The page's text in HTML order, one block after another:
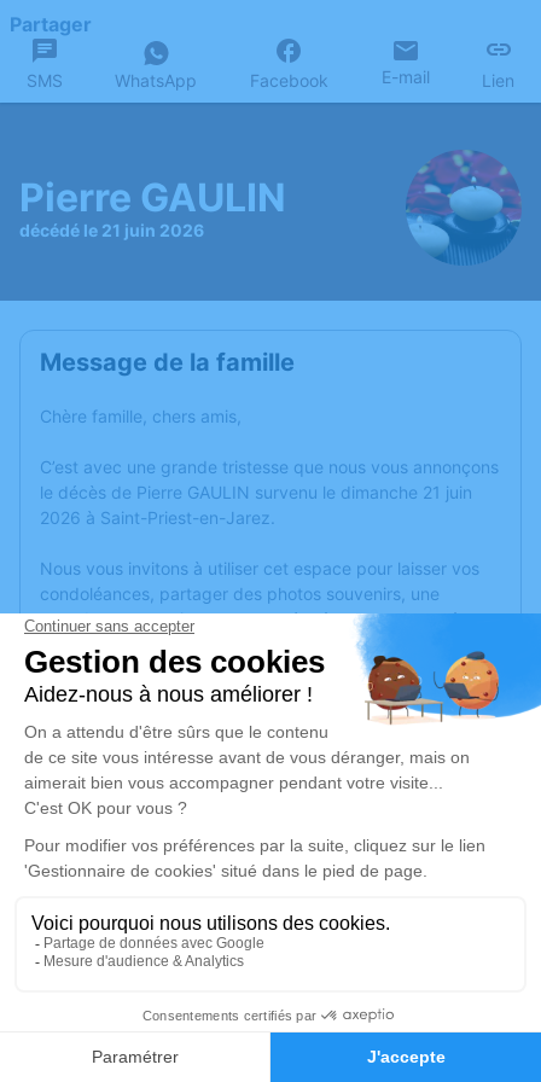
Faire-part Hommages
Partager
SMS WhatsApp Facebook E-mail Lien
Pierre GAULIN
décédé le 21 juin 2026
Message de la famille
Chère famille, chers amis,
C’est avec une grande tristesse que nous vous annonçons
le décès de Pierre GAULIN survenu le dimanche 21 juin
2026 à Saint-Priest-en-Jarez.
Nous vous invitons à utiliser cet espace pour laisser vos
condoléances, partager des photos souvenirs, une
anecdote ou exprimer vos pensées à travers des poèmes
ou des textes. Cet endroit est un lieu d'expression dédié à
honorer la mémoire de Pierre GAULIN.
Un service de plantation d’arbre hommage estdisponible
lundi 29 juin 2026 à 14h30
Eglise Saint Fortunat 4 impasse St Fortuna
69290 Craponne
Je rends hommage